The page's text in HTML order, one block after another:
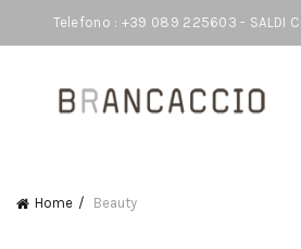
Telefono : +39 089 225603 - SALDI
Home Beauty